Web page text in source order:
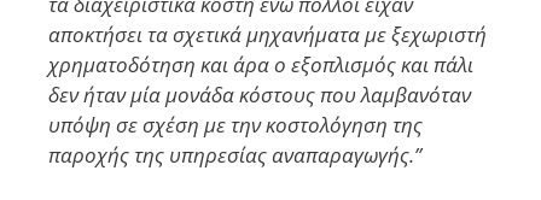
αποκτήσει τα σχετικά μηχανήματα με ξεχωριστή
χρηματοδότηση και άρα ο εξοπλισμός και πάλι
δεν ήταν μία μονάδα κόστους που λαμβανόταν
υπόψη σε σχέση με την κοστολόγηση της
παροχής της υπηρεσίας αναπαραγωγής.”